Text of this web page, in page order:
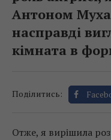
Антоном
насправді
кімната в
Поділитись:
Отже, я вирішила